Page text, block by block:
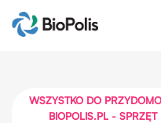
WSZYSTKO DO
BIOPOLIS.PL - SPRZĘT